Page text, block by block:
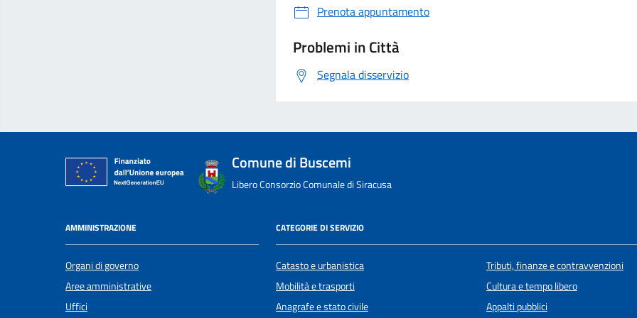
Prenota appuntamento
Problemi in Città
Segnala disservizio
Comune di Buscemi
Libero Consorzio Comunale di Siracusa
AMMINISTRAZIONE
Organi di governo
Aree amministrative
Uffici
CATEGORIE DI SERVIZIO
Catasto e urbanistica
Mobilità e trasporti
Anagrafe e stato civile
Tributi, finanze e contravvenzioni
Cultura e tempo libero
Appalti pubblici